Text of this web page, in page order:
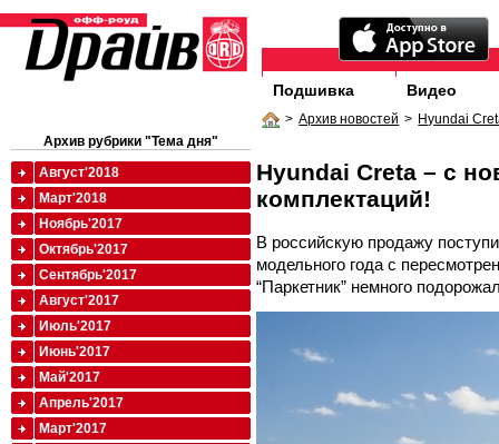
Подшивка Видео
> Архив новостей > Hyundai
Hyundai Creta – с
комплектаций!
В российскую продажу
модельного года с
“Паркетник” немного
Архив рубрики "Тема дня"
Август'2018
Март'2018
Ноябрь'2017
Октябрь'2017
Сентябрь'2017
Август'2017
Июль'2017
Июнь'2017
Май'2017
Апрель'2017
Март'2017